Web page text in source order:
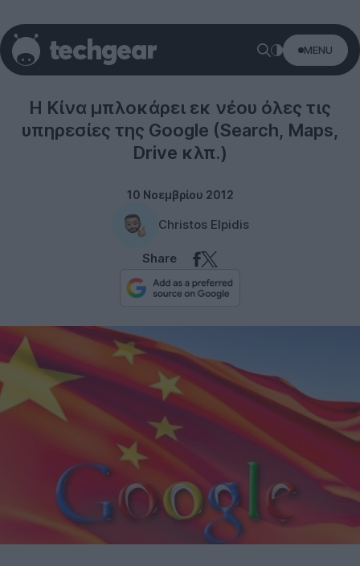
MENU
Η Κίνα μπλοκάρει εκ νέου όλες τις
υπηρεσίες της Google (Search, Maps,
Drive κλπ.)
10 Νοεμβρίου 2012
Christos Elpidis
Share